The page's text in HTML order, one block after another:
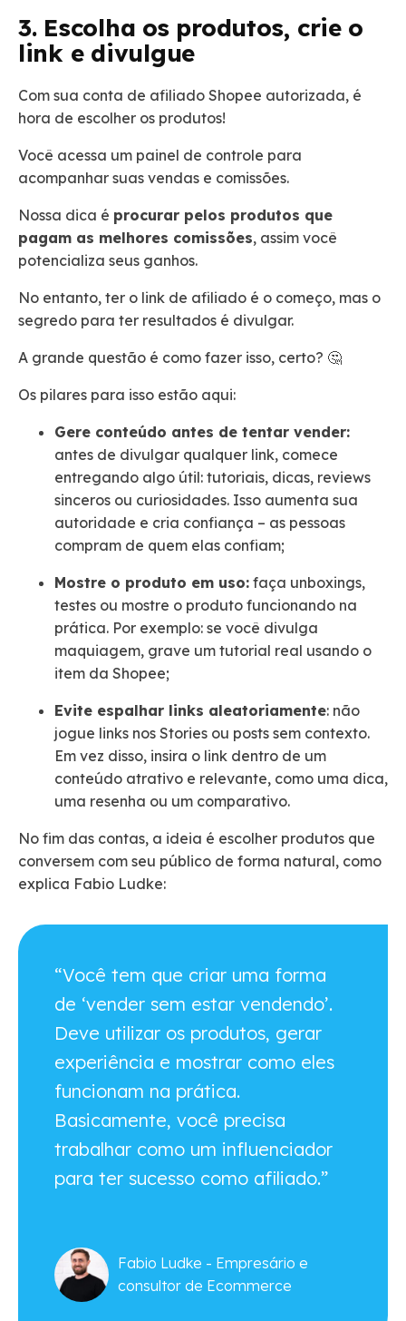
3. Escolha os produtos, crie o
link e divulgue
Com sua conta de afiliado Shopee autorizada, é
hora de escolher os produtos!
Você acessa um painel de controle para
acompanhar suas vendas e comissões.
Nossa dica é procurar pelos produtos que
pagam as melhores comissões, assim você
potencializa seus ganhos.
No entanto, ter o link de afiliado é o começo, mas o
segredo para ter resultados é divulgar.
A grande questão é como fazer isso, certo? 🤔
Os pilares para isso estão aqui:
Gere conteúdo antes de tentar vender:
antes de divulgar qualquer link, comece
entregando algo útil: tutoriais, dicas, reviews
sinceros ou curiosidades. Isso aumenta sua
autoridade e cria confiança – as pessoas
compram de quem elas confiam;
Mostre o produto em uso: faça unboxings,
testes ou mostre o produto funcionando na
prática. Por exemplo: se você divulga
maquiagem, grave um tutorial real usando o
item da Shopee;
Evite espalhar links aleatoriamente: não
jogue links nos Stories ou posts sem contexto.
Em vez disso, insira o link dentro de um
conteúdo atrativo e relevante, como uma dica,
uma resenha ou um comparativo.
No fim das contas, a ideia é escolher produtos que
conversem com seu público de forma natural, como
explica Fabio Ludke:
“Você tem que criar uma forma
de ‘vender sem estar vendendo’.
Deve utilizar os produtos, gerar
experiência e mostrar como eles
funcionam na prática.
Basicamente, você precisa
trabalhar como um influenciador
para ter sucesso como afiliado.”
Fabio Ludke - Empresário e
consultor de Ecommerce